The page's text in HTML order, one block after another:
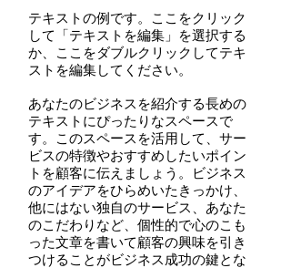
テキストの例です。ここをクリック
して「テキストを編集」を選択する
か、ここをダブルクリックしてテキ
ストを編集してください。
あなたのビジネスを紹介する長めの
テキストにぴったりなスペースで
す。このスペースを活用して、サー
ビスの特徴やおすすめしたいポイン
トを顧客に伝えましょう。ビジネス
のアイデアをひらめいたきっかけ、
他にはない独自のサービス、あなた
のこだわりなど、個性的で心のこも
った文章を書いて顧客の興味を引き
つけることがビジネス成功の鍵とな